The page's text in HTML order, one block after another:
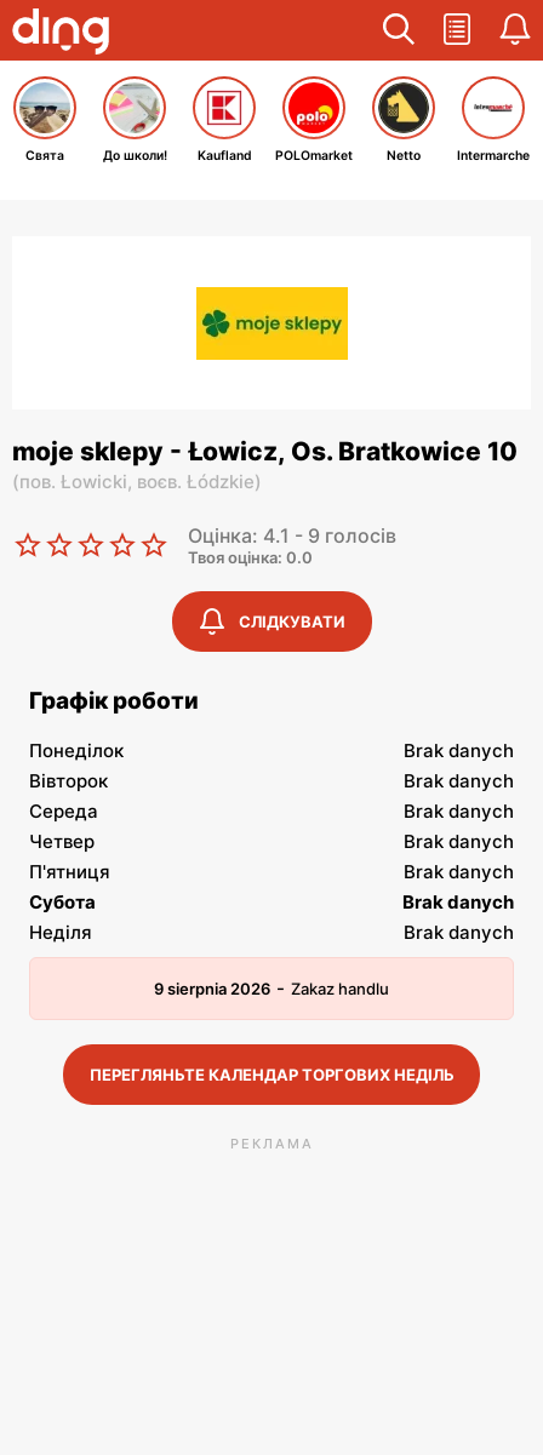
Свята До школи! Kaufland POLOmarket Netto Intermarche
moje sklepy - Łowicz, Os. Bratkowice 10
(пов. Łowicki, воєв. Łódzkie)
Оцінка: 4.1 - 9 голосів
Твоя оцінка: 0.0
СЛІДКУВАТИ
Графік роботи
Понеділок
Brak danych
Вівторок
Brak danych
Середа
Brak danych
Четвер
Brak danych
П'ятниця
Brak danych
Субота
Brak danych
Неділя
Brak danych
9 sierpnia 2026 - Zakaz handlu
ПЕРЕГЛЯНЬТЕ КАЛЕНДАР ТОРГОВИХ НЕДІЛЬ
РЕКЛАМА